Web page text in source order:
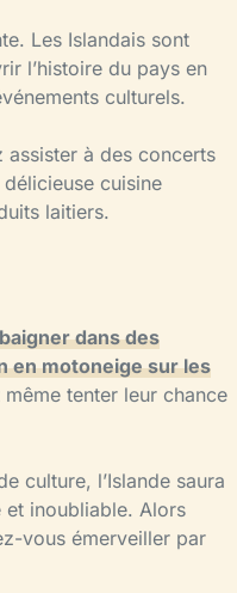
Les Islandais sont
l’histoire du pays en
culturels.
assister à des concerts
cuisine
laitiers.
dans des
en motoneige sur les
tenter leur chance
culture, l’Islande saura
inoubliable. Alors
vous émerveiller par